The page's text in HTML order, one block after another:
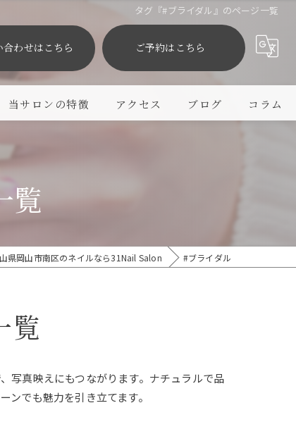
タグ『#ブライダル』のページ一覧
合わせはこちら ご予約はこちら
当サロンの特徴
シンプル
モテカワ
子連れ
プライベートサロン
アクセス ブログ コラム
覧
県岡山市南区のネイルなら31Nail Salon #ブライダル
覧
写真映えにもつながります。ナチュラルで品
でも魅力を引き立てます。